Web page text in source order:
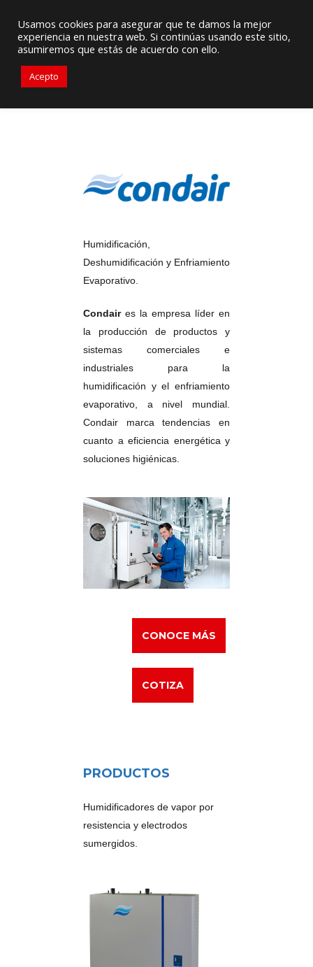
+56976 264279 ventas@primelines-hvac.cl
Humidificación,
Deshumidificación y Enfriamiento
Evaporativo.
Condaires la empresa líder en
la producción de productos y
sistemas comerciales e
industriales para la
humidificación y el enfriamiento
evaporativo, a nivel mundial.
Condair marca tendencias en
cuanto a eficiencia energética y
soluciones higiénicas.
CONOCE MÁS
COTIZA
PRODUCTOS
Humidificadores de vapor por
resistencia y electrodos
sumergidos.
Usamos cookies para asegurar que te damos la mejor
experiencia en nuestra web. Si continúas usando este sitio,
asumiremos que estás de acuerdo con ello.
Acepto